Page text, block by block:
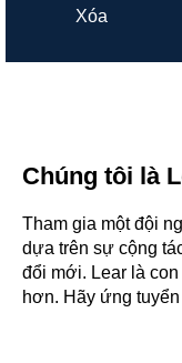
Xóa
Chúng tôi là
Tham gia một đội
dựa trên sự cộng
đổi mới. Lear là
hơn. Hãy ứng tuyển